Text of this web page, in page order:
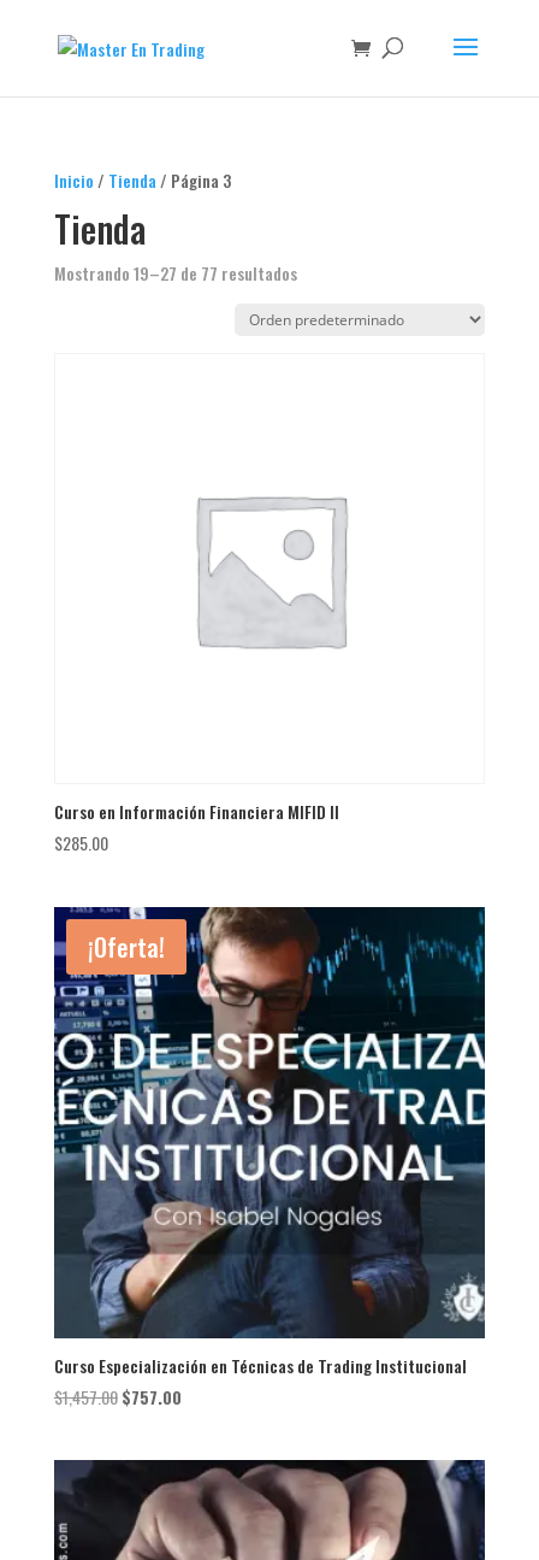
Inicio / Tienda / Página 3
Tienda
Mostrando 19–27 de 77 resultados
Curso en Información Financiera MIFID II
$285.00
¡Oferta!
Curso Especialización en Técnicas de Trading Institucional
$1,457.00 El
$1,457.00.
$757.00El
es:
$757.00.